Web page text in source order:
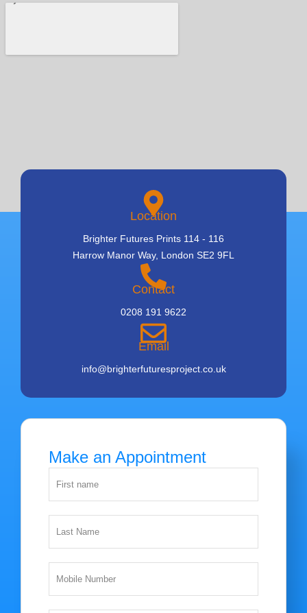
Location
Brighter Futures Prints 114 - 116
Harrow Manor Way, London SE2 9FL
Contact
0208 191 9622
Email
info@brighterfuturesproject.co.uk
Make an Appointment